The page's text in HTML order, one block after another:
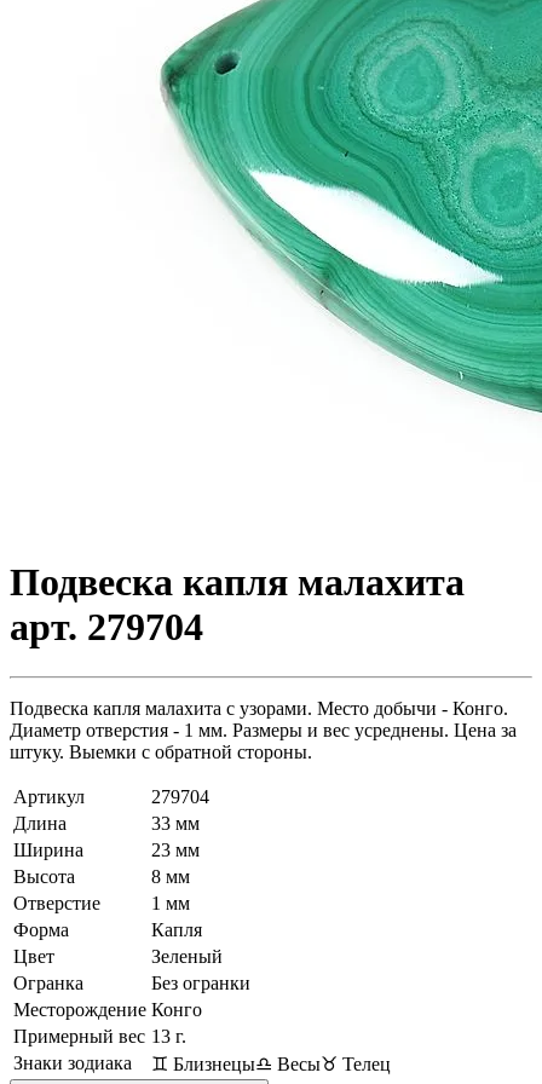
Подвеска капля малахита
арт. 279704
Подвеска капля малахита с узорами. Место добычи - Конго.
Диаметр отверстия - 1 мм. Размеры и вес усреднены. Цена за
штуку. Выемки с обратной стороны.
Артикул
279704
Длина
33 мм
Ширина
23 мм
Высота
8 мм
Отверстие
1 мм
Форма
Капля
Цвет
Зеленый
Огранка
Без огранки
Месторождение Конго
Примерный вес 13 г.
Знаки зодиака
♊ Близнецы♎ Весы♉ Телец